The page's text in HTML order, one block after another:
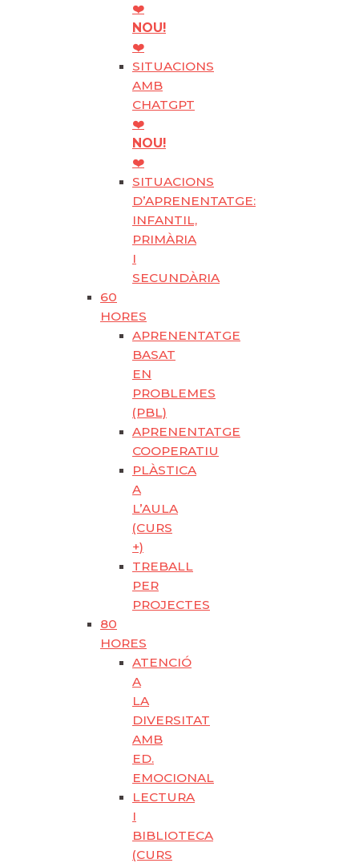
❤️
NOU!
❤️
SITUACIONS
AMB
CHATGPT
❤️
NOU!
❤️
SITUACIONS
D’APRENENTATGE:
INFANTIL,
PRIMÀRIA
I
SECUNDÀRIA
60
HORES
APRENENTATGE
BASAT
EN
PROBLEMES
(PBL)
APRENENTATGE
COOPERATIU
PLÀSTICA
A
L’AULA
(CURS
+)
TREBALL
PER
PROJECTES
80
HORES
ATENCIÓ
A
LA
DIVERSITAT
AMB
ED.
EMOCIONAL
LECTURA
I
BIBLIOTECA
(CURS